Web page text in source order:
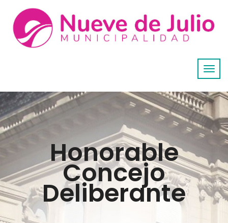
Honorable
Concejo
Deliberante